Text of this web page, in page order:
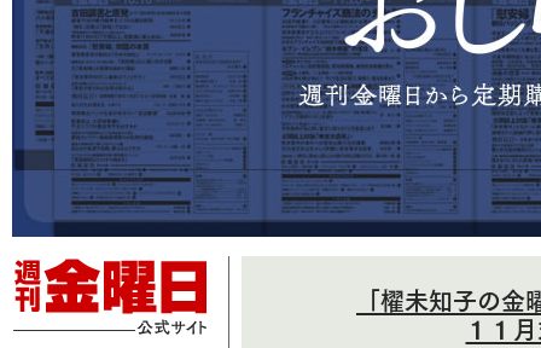
「櫂未知子の
１１